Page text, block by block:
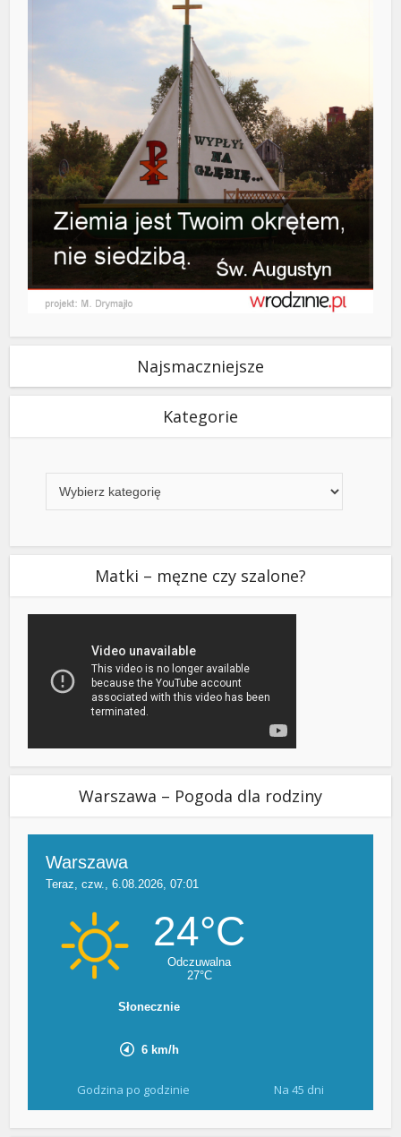
Najsmaczniejsze
Kategorie
Matki – męzne czy szalone?
Warszawa – Pogoda dla rodziny
Godzina po godzinie Na 45 dni